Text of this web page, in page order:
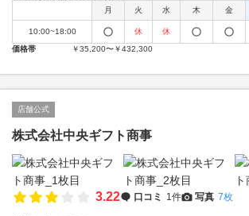
月
火 水 木 金
10:00~18:00 休
休
価格帯
￥35,200〜￥432,300
店舗公式
株式会社中央ギフト商事
3.22 口コミ 1件 写真 7枚